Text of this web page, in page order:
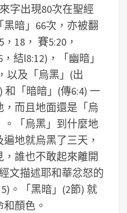
字出現80次在聖經
暗」66次，亦被翻
18， 賽5:20，
結l8:12)，「幽暗」
以及「烏黑」(出
和「暗暗」(傳6:4) 一
而且地面還是「烏
「烏黑」到什麼地
地就烏黑了三天，
誰也不敢起來離開
文描述耶和華忿怒的
。「黑暗」(2節) 就
顏色。